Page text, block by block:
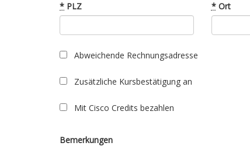
* PLZ *Ort
Abweichende Rechnungsadresse
Zusätzliche Kursbestätigung an
Mit Cisco Credits bezahlen
Bemerkungen